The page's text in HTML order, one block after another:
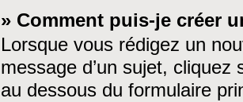
» Comment puis-je créer
Lorsque vous rédigez un
message d’un sujet, cliquez
au dessous du formulaire